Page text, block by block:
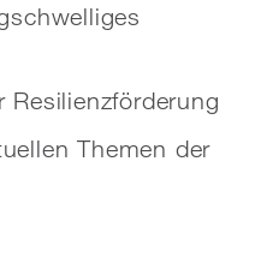
Resilienzförderung
Themen der